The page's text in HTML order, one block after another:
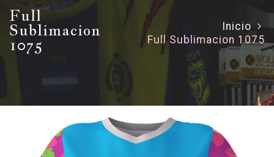
Full
Sublimacion
1075
Inicio
Full Sublimacion 1075